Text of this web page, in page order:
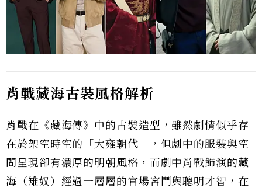
肖戰藏海古裝風格解析
肖戰在《藏海傳》中的古裝造型，雖然劇情似乎存
在於架空時空的「大雍朝代」，但劇中的服裝與空
間呈現卻有濃厚的明朝風格，而劇中肖戰飾演的藏
海（雉奴）經過一層層的官場宮鬥與聰明才智，在